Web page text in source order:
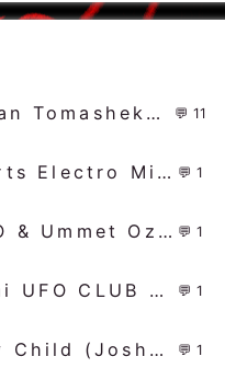
factor - Feedback(Roman Tomashek Cool Edit) 11
MP4 - 娱乐零零狗(DjHeArts Electro Mix粤语男) - 中文Remix 中文CLUB 华语Remix 1
灿烂阳光_R3hab & NERVO & Ummet Ozcan - Revolution 1
DJ Chiki - 7月 ShangHai UFO CLUB 现场 (宣传碟Mix) 1
Beth - Don't You Worry Child (Joshua Grey Remix) DjMix 1